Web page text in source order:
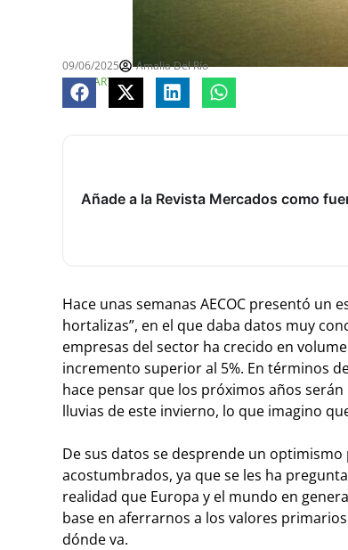
09/06/2025
Amalia Del Río
COMPARTE
Añade a la Revista Mercados como
Hace unas semanas AECOC presentó un
hortalizas”, en el que daba datos muy
empresas del sector ha crecido en
incremento superior al 5%. En términos
hace pensar que los próximos años
lluvias de este invierno, lo que imagino
De sus datos se desprende un
acostumbrados, ya que se les ha
realidad que Europa y el mundo en
base en aferrarnos a los valores
dónde va.